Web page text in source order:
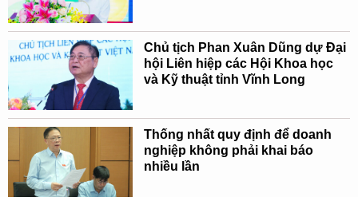
Chủ tịch Phan Xuân Dũng dự Đại
hội Liên hiệp các Hội Khoa học
và Kỹ thuật tỉnh Vĩnh Long
Thống nhất quy định để doanh
nghiệp không phải khai báo
nhiều lần